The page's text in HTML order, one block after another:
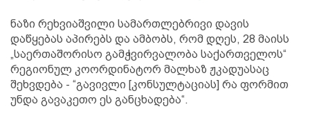
ნაზი რეხვიაშვილი სამართლებრივი დავის
დაწყებას აპირებს და ამბობს, რომ დღეს, 28 მაისს
„საერთაშორისო გამჭვირვალობა საქართველოს“
რეგიონულ კოორდინატორ მალხაზ ჟკადუასაც
შეხვდება - “გავივლი [კონსულტაციას] რა ფორმით
უნდა გავაკეთო ეს განცხადება“.